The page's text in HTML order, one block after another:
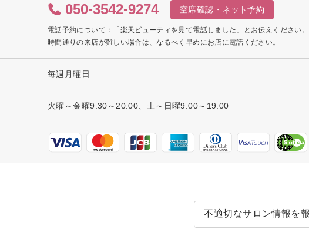
050-3542-9274 空席確認・ネット予約
電話予約について：「楽天ビューティを見て電話しました」とお伝えください
時間通りの来店が難しい場合は、なるべく早めにお店に電話ください。
毎週月曜日
火曜～金曜9:30～20:00、土～日曜9:00～19:00
不適切なサロン情報を